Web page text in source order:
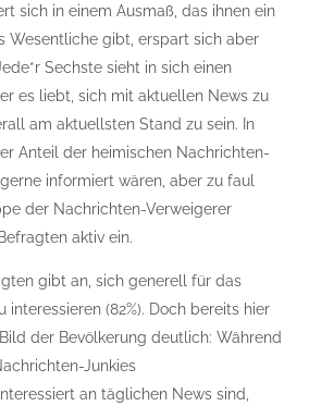
sich in einem Ausmaß, das ihnen ein
Wesentliche gibt, erspart sich aber
Sechste sieht in sich einen
es liebt, sich mit aktuellen News zu
am aktuellsten Stand zu sein. In
Anteil der heimischen Nachrichten-
gerne informiert wären, aber zu faul
der Nachrichten-Verweigerer
aktiv ein.
gibt an, sich generell für das
interessieren (82%). Doch bereits hier
der Bevölkerung deutlich: Während
Junkies
an täglichen News sind,